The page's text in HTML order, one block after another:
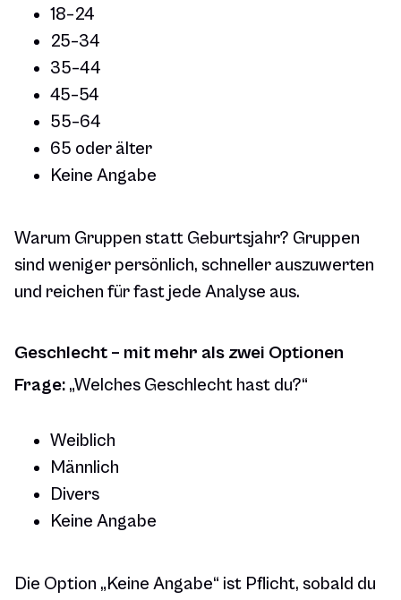
18–24
25–34
35–44
45–54
55–64
65 oder älter
Keine Angabe
Warum Gruppen statt Geburtsjahr? Gruppen
sind weniger persönlich, schneller auszuwerten
und reichen für fast jede Analyse aus.
Geschlecht – mit mehr als zwei Optionen
Frage: „Welches Geschlecht hast du?“
Weiblich
Männlich
Divers
Keine Angabe
Die Option „Keine Angabe“ ist Pflicht, sobald du